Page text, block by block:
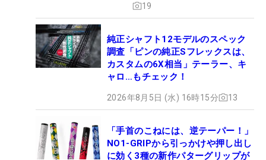
19
純正シャフト12モデルのスペック
調査「ピンの純正Sフレックスは、
カスタムの6X相当」テーラー、キ
ャロ…もチェック！
2026年8月5日 (水) 16時15分 13
「手首のこねには、逆テーパー！」
NO1-GRIPから引っかけや押し出し
に効く3種の新作パターグリップが